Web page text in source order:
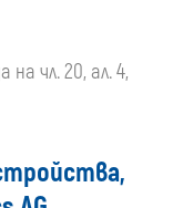
чл. 20, ал. 4,